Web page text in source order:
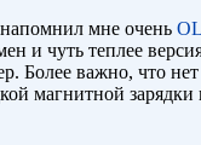
мне очень
и чуть теплее
Более важно, что
магнитной